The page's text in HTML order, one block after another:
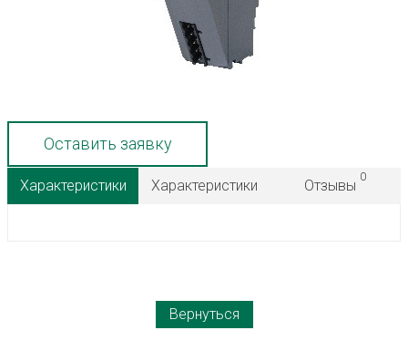
Оставить заявку
Характеристики Характеристики Отзывы
0
Вернуться